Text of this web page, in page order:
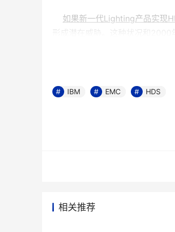
如果新一代Lighting产品实现
Hopkinton带来了好几年的暗淡
缩水，大量裁员，直到去年EMC
不过，也有分析师对此抱有不同
Conigliaro表示，EMC已是今非
“打通经脉”。EMC的硬件价格
创造。作为其ILM战略的一部分
IBM EMC HDS
相关推荐